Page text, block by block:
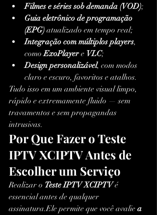
Filmes e séries sob demanda (VOD);
Guia eletrônico de programação
(EPG) atualizado em tempo real;
Integração com múltiplos players,
como ExoPlayer e VLC;
Design personalizável, com modos
claro e escuro, favoritos e atalhos.
Tudo isso em um ambiente visual limpo,
rápido e extremamente fluido — sem
travamentos e sem propagandas
intrusivas.
Por Que Fazer o Teste
IPTV XCIPTV Antes de
Escolher um Serviço
Realizar o Teste IPTV XCIPTV é
essencial antes de qualquer
assinatura.Ele permite que você avalie a